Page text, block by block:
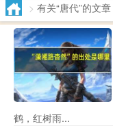
> 有关“唐代”的文章
鹤，红树雨...